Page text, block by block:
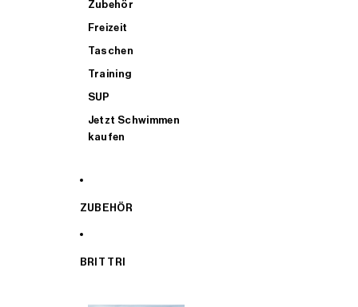
Zubehör
Freizeit
Taschen
Training
SUP
Jetzt Schwimmen
kaufen
ZUBEHÖR
BRIT TRI